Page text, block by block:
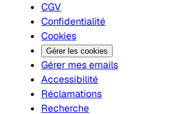
CGV
Confidentialité
Cookies
Gérer les cookies
Gérer mes emails
Accessibilité
Réclamations
Recherche